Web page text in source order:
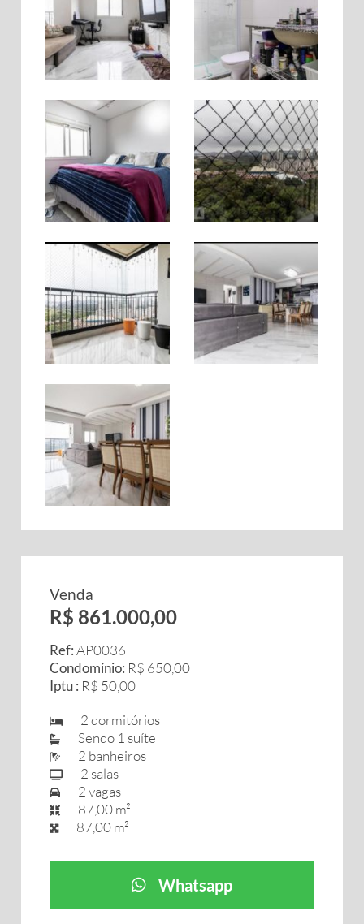
Venda
R$ 861.000,00
Ref:AP0036
Condomínio: R$ 650,00
Iptu : R$ 50,00
2 dormitórios
Sendo 1 suíte
2 banheiros
2 salas
2 vagas
87,00 m²
87,00 m²
Whatsapp